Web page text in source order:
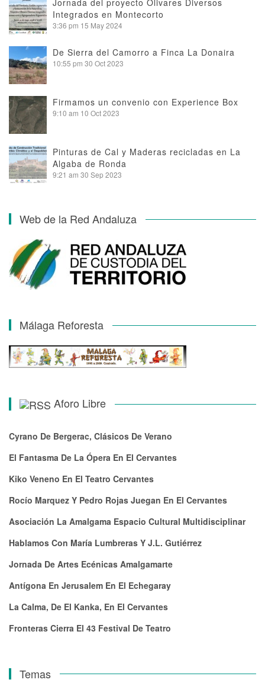
Jornada del proyecto Olivares Diversos
Integrados en Montecorto
3:36 pm 15 May 2024
De Sierra del Camorro a Finca La Donaira
10:55 pm 30 Oct 2023
Firmamos un convenio con Experience Box
9:10 am 10 Oct 2023
Pinturas de Cal y Maderas recicladas en La
Algaba de Ronda
9:21 am 30 Sep 2023
Web de la Red Andaluza
Málaga Reforesta
Aforo Libre
Cyrano De Bergerac, Clásicos De Verano
El Fantasma De La Ópera En El Cervantes
Kiko Veneno En El Teatro Cervantes
Rocío Marquez Y Pedro Rojas Juegan En El Cervantes
Asociación La Amalgama Espacio Cultural Multidisciplinar
Hablamos Con María Lumbreras Y J.L. Gutiérrez
Jornada De Artes Ecénicas Amalgamarte
Antígona En Jerusalem En El Echegaray
La Calma, De El Kanka, En El Cervantes
Fronteras Cierra El 43 Festival De Teatro
Temas